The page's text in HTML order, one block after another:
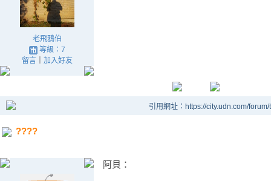
老飛鴉伯
等級：7
留言｜ 加入好友
引用網址：https://city.udn.com/
????
阿貝：